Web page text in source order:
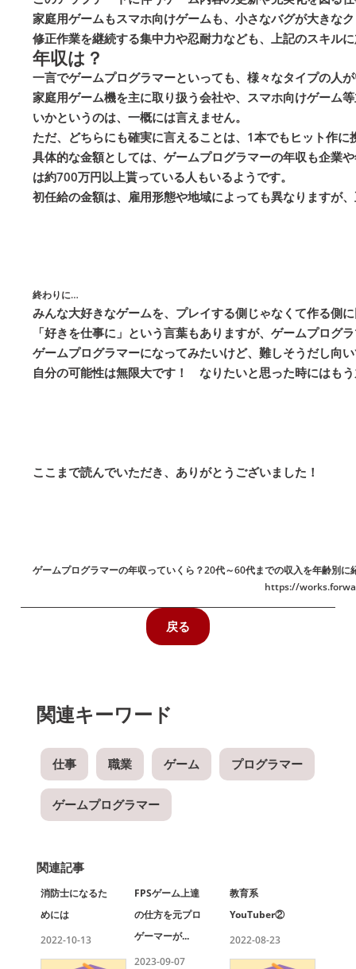
家庭用ゲームもスマホ向けゲームも、小さなバグが大きな
修正作業を継続する集中力や忍耐力なども、上記のスキル
年収は？
一言でゲームプログラマーといっても、様々なタイプの人
家庭用ゲーム機を主に取り扱う会社や、スマホ向けゲーム
いかというのは、一概には言えません。
ただ、どちらにも確実に言えることは、1本でもヒット作
具体的な金額としては、ゲームプログラマーの年収も企業
は約700万円以上貰っている人もいるようです。
初任給の金額は、雇用形態や地域によっても異なりますが
終わりに…
みんな大好きなゲームを、プレイする側じゃなくて作る側
「好きを仕事に」という言葉もありますが、ゲームプロ
ゲームプログラマーになってみたいけど、難しそうだし向
自分の可能性は無限大です！ なりたいと思った時にはも
ここまで読んでいただき、ありがとうございました！
ゲームプログラマーの年収っていくら？20代～60代までの収入を年齢別に
https://
戻る
関連キーワード
仕事 職業 ゲーム プログラマー
ゲームプログラマー
関連記事
消防士になるた
めには
2022-10-13
FPSゲーム上達
の仕方を元プロ
ゲーマーが...
2023-09-07
教育系
YouTuber②
2022-08-23